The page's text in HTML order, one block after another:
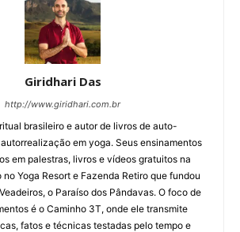
Giridhari Das
http://www.giridhari.com.br
brasileiro e autor de livros de auto-
em yoga. Seus ensinamentos
em palestras, livros e vídeos gratuitos na
Yoga Resort e Fazenda Retiro que fundou
o Paraíso dos Pândavas. O foco de
é o Caminho 3T, onde ele transmite
fatos e técnicas testadas pelo tempo e